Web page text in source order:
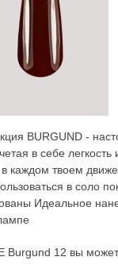
BURGUND -
в себе
в каждом твоем
в соло
Идеальное
Burgund 12 вы